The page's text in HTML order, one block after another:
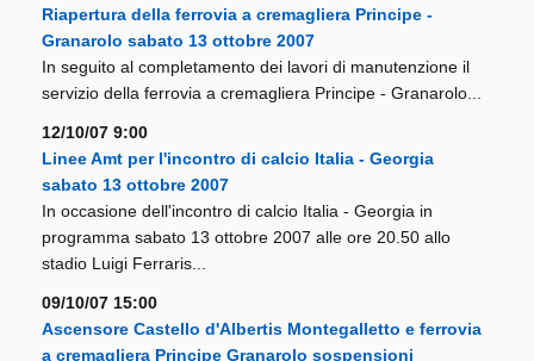
Riapertura della ferrovia a cremagliera Principe -
Granarolo sabato 13 ottobre 2007
In seguito al completamento dei lavori di manutenzione il
servizio della ferrovia a cremagliera Principe - Granarolo...
12/10/07 9:00
Linee Amt per l'incontro di calcio Italia - Georgia
sabato 13 ottobre 2007
In occasione dell'incontro di calcio Italia - Georgia in
programma sabato 13 ottobre 2007 alle ore 20.50 allo
stadio Luigi Ferraris...
09/10/07 15:00
Ascensore Castello d'Albertis Montegalletto e ferrovia
a cremagliera Principe Granarolo sospensioni